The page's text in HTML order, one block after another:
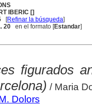
IBERIC []
[Refinar la búsqueda]
20 en el formato [Estandar]
figurados
/ Maria
Dolors